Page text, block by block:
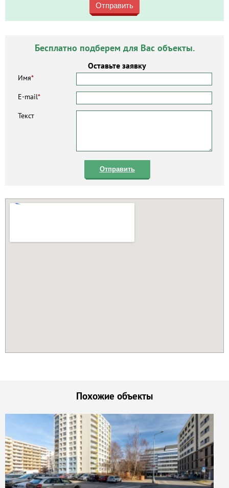
Отправить
Бесплатно подберем для Вас объекты.
Оставьте заявку
Имя*
E-mail*
Текст
Отправить
Похожие объекты